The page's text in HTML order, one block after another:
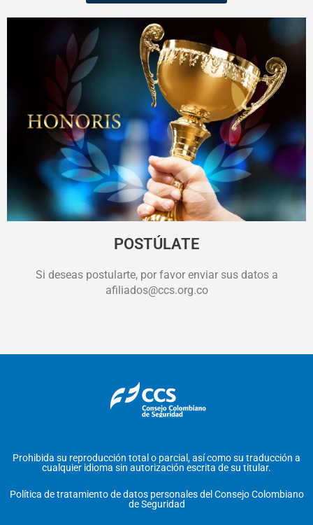
POSTÚLATE
Si deseas postularte, por favor enviar sus datos a
afiliados@ccs.org.co
Prohibida su reproducción total o parcial, así como su traducción a
cualquier idioma sin autorización escrita de su titular.
Política de tratamiento de datos personales del Consejo Colombiano
de Seguridad